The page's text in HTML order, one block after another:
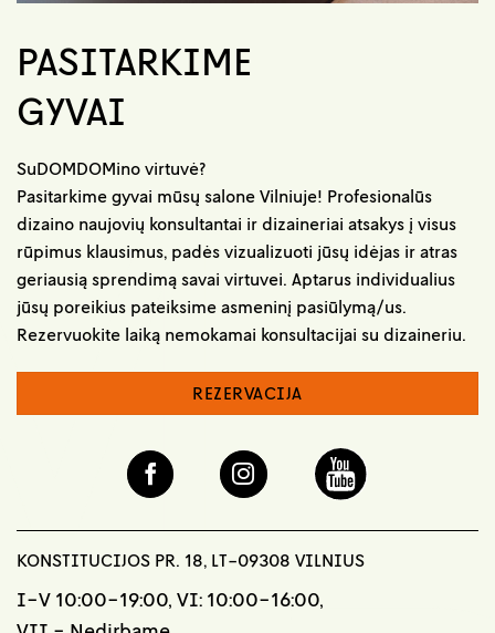
PASITARKIME
GYVAI
SuDOMDOMino virtuvė?
Pasitarkime gyvai mūsų salone Vilniuje! Profesionalūs
dizaino naujovių konsultantai ir dizaineriai atsakys į visus
rūpimus klausimus, padės vizualizuoti jūsų idėjas ir atras
geriausią sprendimą savai virtuvei. Aptarus individualius
jūsų poreikius pateiksime asmeninį pasiūlymą/us.
Rezervuokite laiką nemokamai konsultacijai su dizaineriu.
REZERVACIJA
KONSTITUCIJOS PR. 18, LT-09308 VILNIUS
I-V 10:00-19:00, VI: 10:00-16:00,